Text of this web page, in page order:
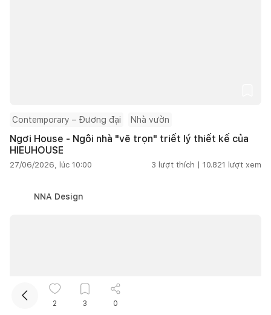
Contemporary – Đương đại Nhà vườn
Ngơi House - Ngôi nhà "vẽ trọn" triết lý thiết kế của
HIEUHOUSE
27/06/2026, lúc 10:00 3 lượt thích | 10.821 lượt xem
NNA Design
2 3 0
Kết nối thiết kế, thi công